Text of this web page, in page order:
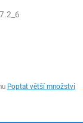
Poptat větší množství